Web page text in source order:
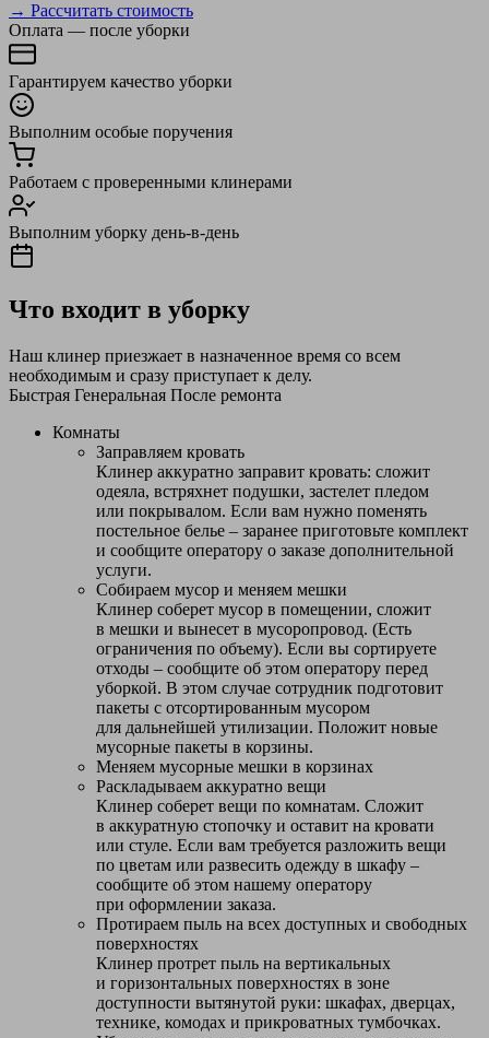
→ Рассчитать стоимость
Оплата — после уборки
Гарантируем качество уборки
Выполним особые поручения
Работаем с проверенными клинерами
Выполним уборку день-в-день
Что входит в уборку
Наш клинер приезжает в назначенное время со всем
необходимым и сразу приступает к делу.
Быстрая Генеральная После ремонта
Комнаты
Заправляем кровать
Клинер аккуратно заправит кровать: сложит
одеяла, встряхнет подушки, застелет пледом
или покрывалом. Если вам нужно поменять
постельное белье – заранее приготовьте комплект
и сообщите оператору о заказе дополнительной
услуги.
Собираем мусор и меняем мешки
Клинер соберет мусор в помещении, сложит
в мешки и вынесет в мусоропровод. (Есть
ограничения по объему). Если вы сортируете
отходы – сообщите об этом оператору перед
уборкой. В этом случае сотрудник подготовит
пакеты с отсортированным мусором
для дальнейшей утилизации. Положит новые
мусорные пакеты в корзины.
Меняем мусорные мешки в корзинах
Раскладываем аккуратно вещи
Клинер соберет вещи по комнатам. Сложит
в аккуратную стопочку и оставит на кровати
или стуле. Если вам требуется разложить вещи
по цветам или развесить одежду в шкафу –
сообщите об этом нашему оператору
при оформлении заказа.
Протираем пыль на всех доступных и свободных
поверхностях
Клинер протрет пыль на вертикальных
и горизонтальных поверхностях в зоне
доступности вытянутой руки: шкафах, дверцах,
технике, комодах и прикроватных тумбочках.